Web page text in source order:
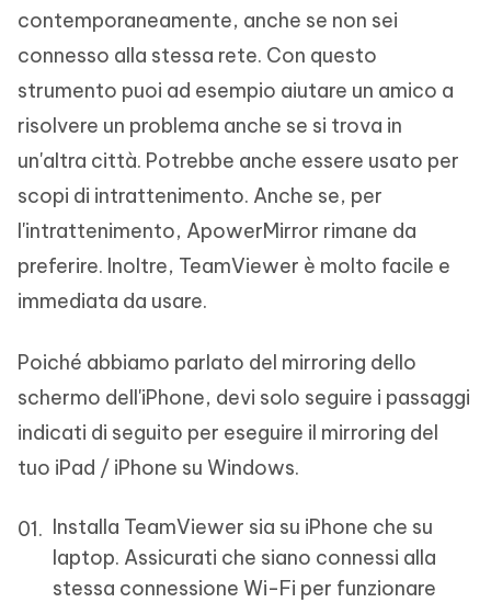
contemporaneamente, anche se non sei
connesso alla stessa rete. Con questo
strumento puoi ad esempio aiutare un amico a
risolvere un problema anche se si trova in
un'altra città. Potrebbe anche essere usato per
scopi di intrattenimento. Anche se, per
l'intrattenimento, ApowerMirror rimane da
preferire. Inoltre, TeamViewer è molto facile e
immediata da usare.
Poiché abbiamo parlato del mirroring dello
schermo dell'iPhone, devi solo seguire i passaggi
indicati di seguito per eseguire il mirroring del
tuo iPad / iPhone su Windows.
Installa TeamViewer sia su iPhone che su
laptop. Assicurati che siano connessi alla
stessa connessione Wi-Fi per funzionare